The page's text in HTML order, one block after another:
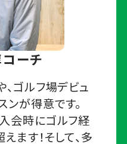
ーチ
ゴルフ場デビュ
ンが得意です。
会時にゴルフ経
ます！そして、多